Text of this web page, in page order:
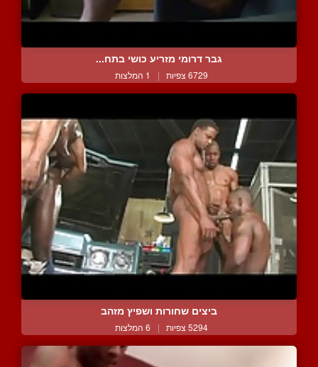
גבר דרומי מזריע כושי בתח...
6729 צפיות | 1 המלצות
ביצים שחורות ושפיץ מזהב
5294 צפיות | 6 המלצות